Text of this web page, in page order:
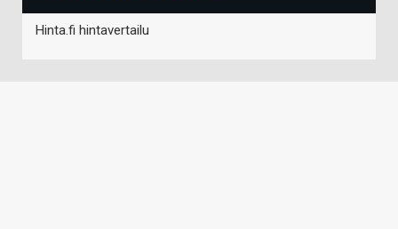
Hinta.fi hintavertailu